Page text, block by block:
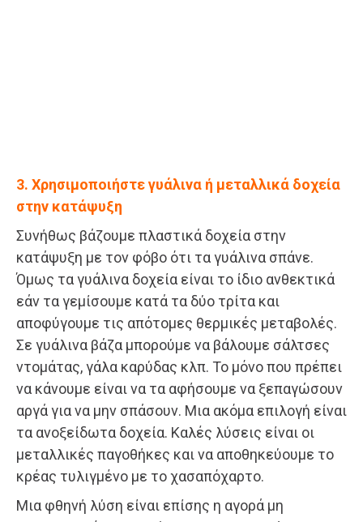
3. Χρησιμοποιήστε γυάλινα ή μεταλλικά δοχεία
στην κατάψυξη
Συνήθως βάζουμε πλαστικά δοχεία στην
κατάψυξη με τον φόβο ότι τα γυάλινα σπάνε.
Όμως τα γυάλινα δοχεία είναι το ίδιο ανθεκτικά
εάν τα γεμίσουμε κατά τα δύο τρίτα και
αποφύγουμε τις απότομες θερμικές μεταβολές.
Σε γυάλινα βάζα μπορούμε να βάλουμε σάλτσες
ντομάτας, γάλα καρύδας κλπ. Το μόνο που πρέπει
να κάνουμε είναι να τα αφήσουμε να ξεπαγώσουν
αργά για να μην σπάσουν. Μια ακόμα επιλογή είναι
τα ανοξείδωτα δοχεία. Καλές λύσεις είναι οι
μεταλλικές παγοθήκες και να αποθηκεύουμε το
κρέας τυλιγμένο με το χασαπόχαρτο.
Μια φθηνή λύση είναι επίσης η αγορά μη